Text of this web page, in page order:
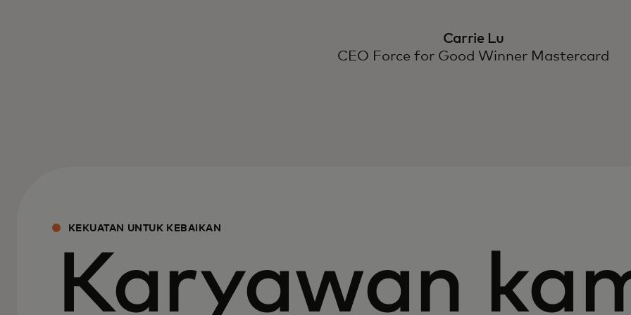
Carrie Lu
CEO Force for Good Winner Mastercard
KEKUATAN UNTUK KEBAIKAN
Karyawan